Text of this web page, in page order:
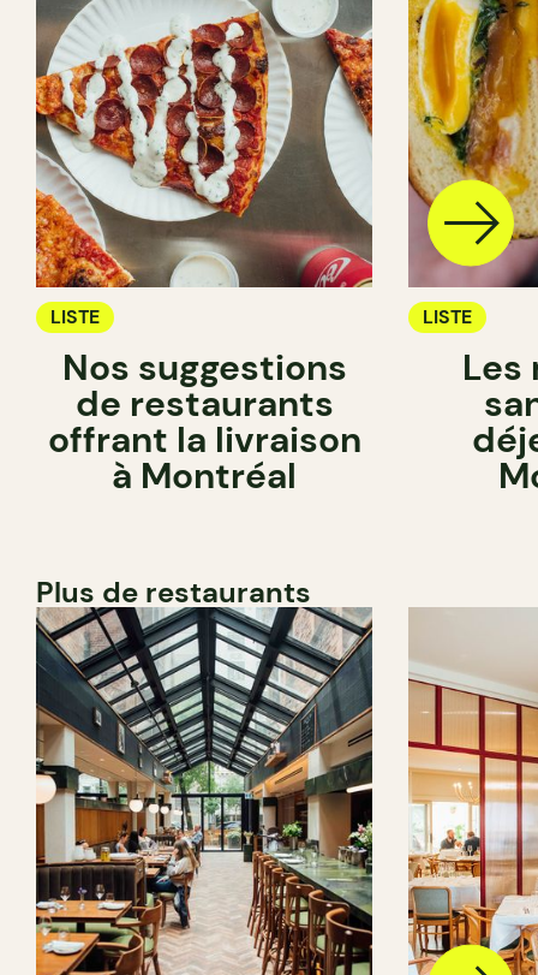
LISTE
Nos suggestions
de restaurants
offrant la livraison
à Montréal
LISTE
Les
Plus de restaurants